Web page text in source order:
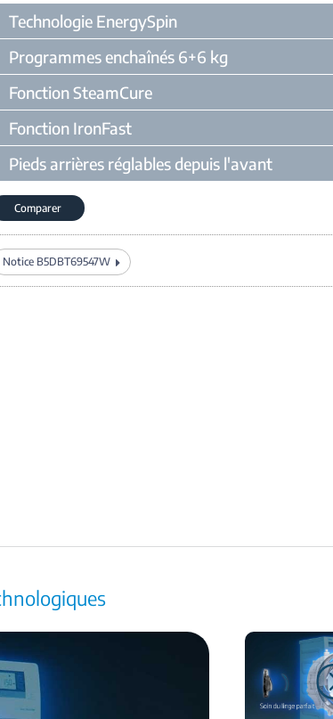
Technologie EnergySpin
Programmes enchaînés 6+6 kg
Fonction SteamCure
Fonction IronFast
Pieds arrières réglables depuis l'avant
Comparer
Notice B5DBT69547W